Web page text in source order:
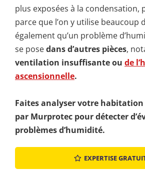
plus exposées à la condensation,
parce que l’on y utilise beaucoup
également qu’un problème
se posedans d’autres pièces,
ventilation insuffisante ou de
ascensionnelle.
Faites analyser votre
par Murprotec pour détecter
problèmes d’humidité.
EXPERTISE